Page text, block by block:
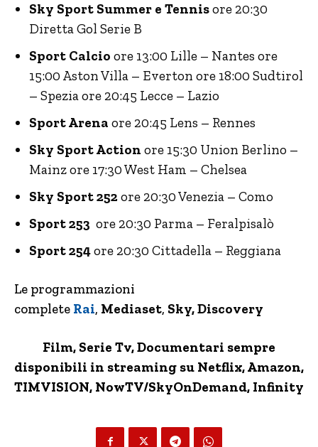
Sky Sport Summer e Tennisore 20:30
Diretta Gol Serie B
Sport Calcio ore 13:00 Lille – Nantes ore
15:00 Aston Villa – Everton ore 18:00 Sudtirol
– Spezia ore 20:45 Lecce – Lazio
Sport Arena ore 20:45 Lens – Rennes
Sky Sport Action ore 15:30 Union Berlino –
Mainz ore 17:30 West Ham – Chelsea
Sky Sport 252ore 20:30 Venezia – Como
Sport 253 ore 20:30 Parma – Feralpisalò
Sport 254ore 20:30 Cittadella – Reggiana
Le programmazioni
complete Rai, Mediaset, Sky, Discovery
Film, Serie Tv, Documentari sempre
disponibili in streaming su Netflix,Amazon,
TIMVISION, NowTV/SkyOnDemand, Infinity